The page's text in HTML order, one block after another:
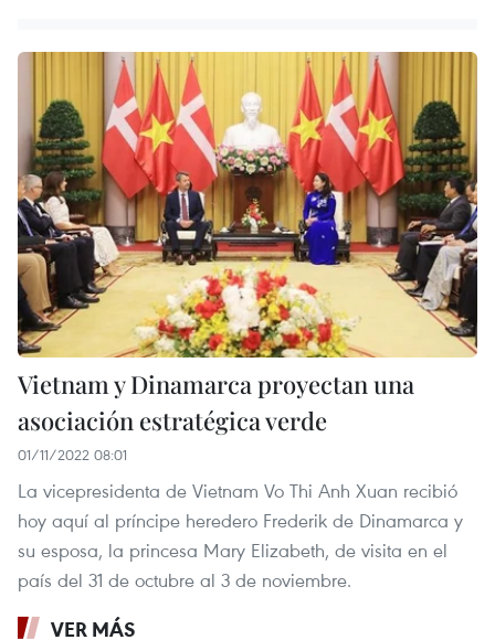
Vietnam y Dinamarca proyectan una
asociación estratégica verde
01/11/2022 08:01
La vicepresidenta de Vietnam Vo Thi Anh Xuan recibió
hoy aquí al príncipe heredero Frederik de Dinamarca y
su esposa, la princesa Mary Elizabeth, de visita en el
país del 31 de octubre al 3 de noviembre.
VER MÁS